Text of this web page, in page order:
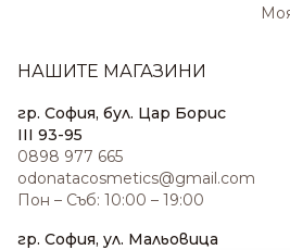
НАШИТЕ МАГАЗИНИ
гр. София, бул. Цар Борис
III 93-95
0898 977 665
odonatacosmetics@gmail.com
Пон – Съб: 10:00 – 19:00
гр. София, ул. Мальовица